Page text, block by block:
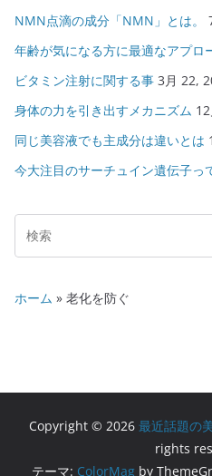
NMN点滴の成分「NMN」とは。
年齢が気になる方に最適なアプロ
ビタミン注射に関する事 3月 22,
身体の力を引き出すメカニズム
同じ美容液でも主成分は違いとは
今大注目のサーチュイン遺伝子っ
ホーム » 老化を防ぐ
Copyright © 2026 最近話題の
rights
テーマ: ColorMag by